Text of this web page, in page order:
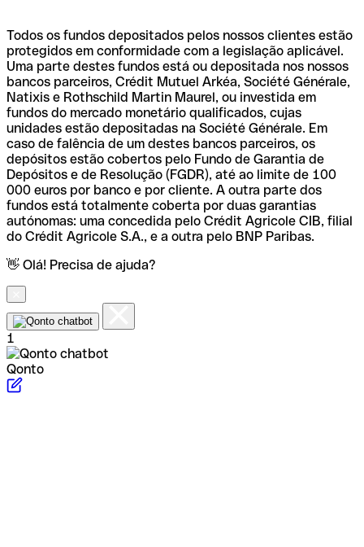
Todos os fundos depositados pelos nossos clientes estão
protegidos em conformidade com a legislação aplicável.
Uma parte destes fundos está ou depositada nos nossos
bancos parceiros, Crédit Mutuel Arkéa, Société Générale,
Natixis e Rothschild Martin Maurel, ou investida em
fundos do mercado monetário qualificados, cujas
unidades estão depositadas na Société Générale. Em
caso de falência de um destes bancos parceiros, os
depósitos estão cobertos pelo Fundo de Garantia de
Depósitos e de Resolução (FGDR), até ao limite de 100
000 euros por banco e por cliente. A outra parte dos
fundos está totalmente coberta por duas garantias
autónomas: uma concedida pelo Crédit Agricole CIB, filial
do Crédit Agricole S.A., e a outra pelo BNP Paribas.
👋 Olá! Precisa de ajuda?
1
Qonto